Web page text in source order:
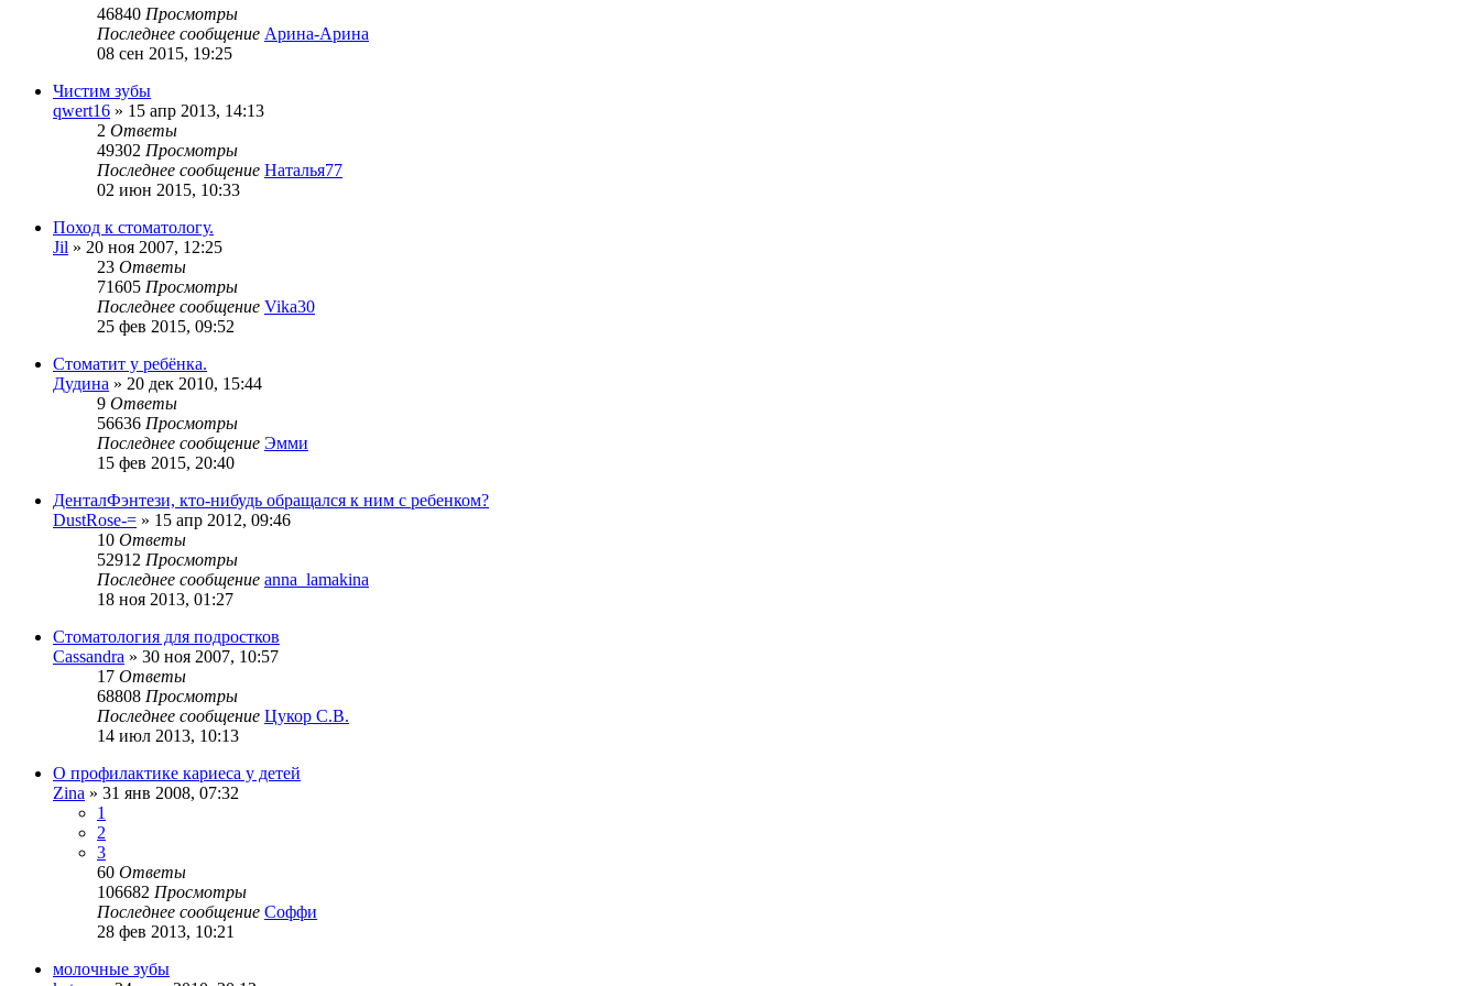
46840 Просмотры
Последнее сообщение Арина-Арина
08 сен 2015, 19:25
Чистим зубы
qwert16 » 15 апр 2013, 14:13
2 Ответы
49302 Просмотры
Последнее сообщение Наталья77
02 июн 2015, 10:33
Поход к стоматологу.
Jil » 20 ноя 2007, 12:25
23 Ответы
71605 Просмотры
Последнее сообщение Vika30
25 фев 2015, 09:52
Стоматит у ребёнка.
Дудина » 20 дек 2010, 15:44
9 Ответы
56636 Просмотры
Последнее сообщение Эмми
15 фев 2015, 20:40
ДенталФэнтези, кто-нибудь обращался к ним с ребенком?
DustRose-= » 15 апр 2012, 09:46
10 Ответы
52912 Просмотры
Последнее сообщение anna_lamakina
18 ноя 2013, 01:27
Стоматология для подростков
Cassandra » 30 ноя 2007, 10:57
17 Ответы
68808 Просмотры
Последнее сообщение Цукор С.В.
14 июл 2013, 10:13
О профилактике кариеса у детей
Zina » 31 янв 2008, 07:32
1
2
3
60 Ответы
106682 Просмотры
Последнее сообщение Соффи
28 фев 2013, 10:21
молочные зубы